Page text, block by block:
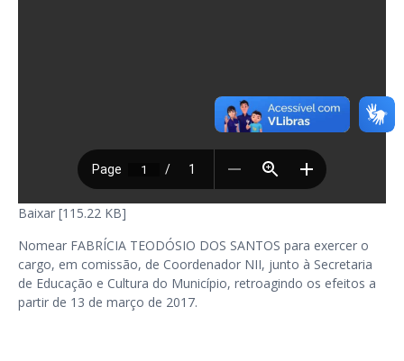
Baixar [115.22 KB]
Nomear FABRÍCIA TEODÓSIO DOS SANTOS para exercer o
cargo, em comissão, de Coordenador NII, junto à Secretaria
de Educação e Cultura do Município, retroagindo os efeitos a
partir de 13 de março de 2017.